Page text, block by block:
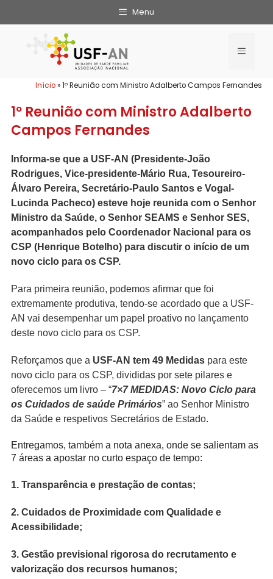
Menu
Início»1º Reunião com Ministro Adalberto Campos Fernandes
1º Reunião com Ministro Adalberto
Campos Fernandes
Informa-se que a USF-AN (Presidente-João
Rodrigues, Vice-presidente-Mário Rua, Tesoureiro-
Álvaro Pereira, Secretário-Paulo Santos e Vogal-
Lucinda Pacheco) esteve hoje reunida com o Senhor
Ministro da Saúde, o Senhor SEAMS e Senhor SES,
acompanhados pelo Coordenador Nacional para os
CSP (Henrique Botelho) para discutir o início de um
novo ciclo para os CSP.
Para primeira reunião, podemos afirmar que foi
extremamente produtiva, tendo-se acordado que a USF-
AN vai desempenhar um papel proativo no lançamento
deste novo ciclo para os CSP.
Reforçamos que a USF-AN tem 49 Medidaspara este
novo ciclo para os CSP, divididas por sete pilares e
oferecemos um livro – “7×7 MEDIDAS: Novo Ciclo para
os Cuidados de saúde Primários” ao Senhor Ministro
da Saúde e respetivos Secretários de Estado.
Entregamos, também a nota anexa, onde se salientam as
7 áreas a apostar no curto espaço de tempo:
1. Transparência e prestação de contas;
2. Cuidados de Proximidade com Qualidade e
Acessibilidade;
3. Gestão previsional rigorosa do recrutamento e
valorização dos recursos humanos;